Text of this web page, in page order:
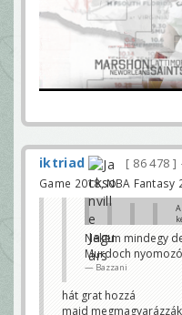
iktriad 86 478
Game 2018, NBA Fantasy
mindig
Nekem mindegy
Murdoch
Bazzani
hát grat hozzá
majd